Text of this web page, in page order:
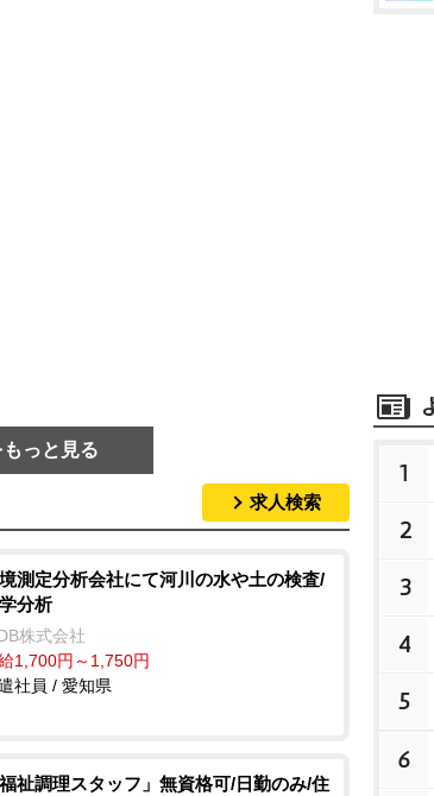
っと見る
求人検索
測定分析会社にて河川の水や土の検査/
分析
株式会社
1,700円～1,750円
社員 / 愛知県
福祉調理スタッフ」無資格可/日勤のみ/住
1
2
3
4
5
6